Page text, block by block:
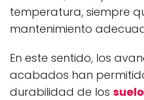
temperatura, siempre
mantenimiento
En este sentido, los
acabados han
durabilidad de los